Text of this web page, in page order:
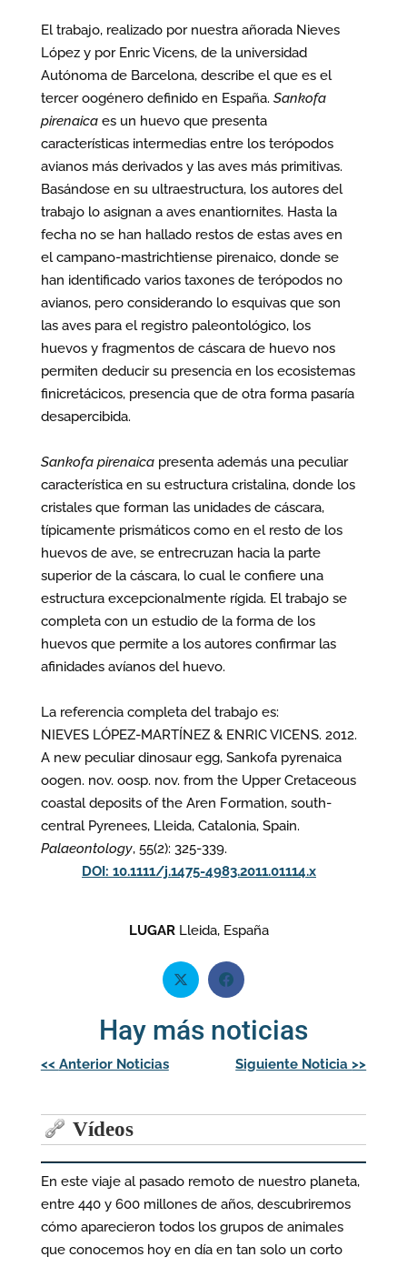
El trabajo, realizado por nuestra añorada Nieves
López y por Enric Vicens, de la universidad
Autónoma de Barcelona, describe el que es el
tercer oogénero definido en España. Sankofa
pirenaicaes un huevo que presenta
características intermedias entre los terópodos
avianos más derivados y las aves más primitivas.
Basándose en su ultraestructura, los autores del
trabajo lo asignan a aves enantiornites. Hasta la
fecha no se han hallado restos de estas aves en
el campano-mastrichtiense pirenaico, donde se
han identificado varios taxones de terópodos no
avianos, pero considerando lo esquivas que son
las aves para el registro paleontológico, los
huevos y fragmentos de cáscara de huevo nos
permiten deducir su presencia en los ecosistemas
finicretácicos, presencia que de otra forma pasaría
desapercibida.
Sankofa pirenaica presenta además una peculiar
característica en su estructura cristalina, donde los
cristales que forman las unidades de cáscara,
típicamente prismáticos como en el resto de los
huevos de ave, se entrecruzan hacia la parte
superior de la cáscara, lo cual le confiere una
estructura excepcionalmente rígida. El trabajo se
completa con un estudio de la forma de los
huevos que permite a los autores confirmar las
afinidades avíanos del huevo.
La referencia completa del trabajo es:
NIEVES LÓPEZ-MARTÍNEZ & ENRIC VICENS. 2012.
A new peculiar dinosaur egg, Sankofa pyrenaica
oogen. nov. oosp. nov. from the Upper Cretaceous
coastal deposits of the Aren Formation, south-
central Pyrenees, Lleida, Catalonia, Spain.
Palaeontology, 55(2): 325-339.
DOI: 10.1111/j.1475-4983.2011.01114.x
LUGARLleida, España
Hay más noticias
Navegación
de
<< Anterior Noticias Siguiente Noticia >>
Vídeos
En este viaje al pasado remoto de nuestro planeta,
entre 440 y 600 millones de años, descubriremos
cómo aparecieron todos los grupos de animales
que conocemos hoy en día en tan solo un corto